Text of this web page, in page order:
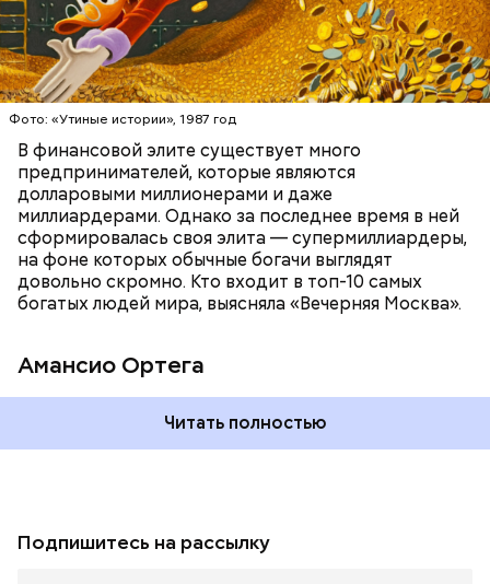
Фото: «Утиные истории», 1987 год
В финансовой элите существует много
предпринимателей, которые являются
долларовыми миллионерами и даже
миллиардерами. Однако за последнее время в ней
сформировалась своя элита — супермиллиардеры,
на фоне которых обычные богачи выглядят
довольно скромно. Кто входит в топ-10 самых
богатых людей мира, выясняла «Вечерняя Москва».
Амансио Ортега
Фото: Shutterstock
Читать полностью
БОГАТСТВО
БИЗНЕС
ПРЕДПРИНИМАТЕЛИ
МИЛЛИАРДЕРЫ
ДЕНЬГИ
Подпишитесь на рассылку